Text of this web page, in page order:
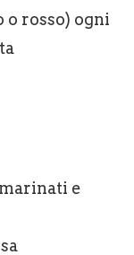
o rosso) ogni
e